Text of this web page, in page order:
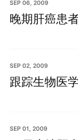
SEP 06, 2009
晚期肝癌患
SEP 02, 2009
跟踪生物医
SEP 01, 2009